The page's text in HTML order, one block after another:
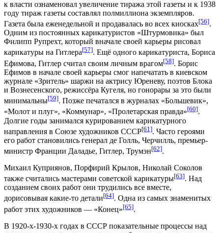
к власти ознаменовал увеличение тиража этой газеты и к 1938
году тираж газеты составлял полмиллиона экземпляров.
Газета была еженедельной и продавалась во всех киосках[56].
Одним из постоянных карикатуристов «Штурмовика» был
Филипп Рупрехт, который вначале своей карьеры рисовал
карикатуры на Гитлера[57]. Ещё одного карикатуриста, Бориса
Ефимова, Гитлер считал своим личным врагом[58]. Борис
Ефимов в начале своей карьеры смог напечатать в киевском
журнале «Зритель» шаржи на актрису Юреневу, поэтов Блока
и Вознесенского, режиссёра Кугеля, но гонорары за это были
минимальны[59]. Позже печатался в журналах «Большевик»,
«Молот и плуг», «Коммунар», «Пролетарская правда»[60].
Долгие годы занимался курированием карикатурного
направления в Союзе художников СССР[61]. Часто героями
его работ становились генерал де Голль, Черчилль, премьер-
министр Франции Даладье, Гитлер, Трумэн[62].
Михаил Куприянов, Порфирий Крылов, Николай Соколов
также считались мастерами советской карикатуры[63]. Над
созданием своих работ они трудились все вместе,
дорисовывая какие-то детали[64]. Одна из самых знаменитых
работ этих художников — «Конец»[65].
В 1920-х-1930-х годах в СССР показательные процессы над